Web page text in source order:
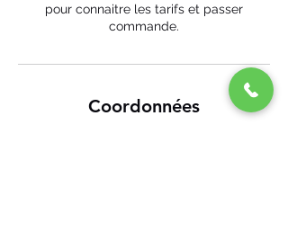
pour connaitre les tarifs et passer
commande.
Coordonnées